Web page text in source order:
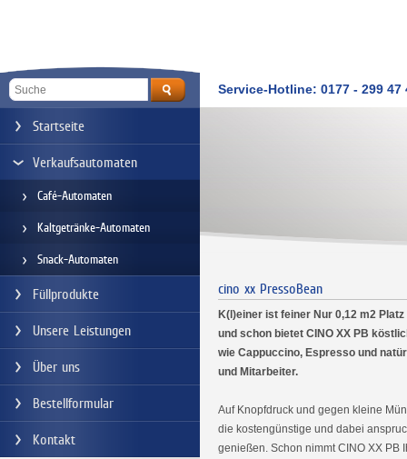
Service-Hotline: 0177 - 299 47
Startseite
Verkaufsautomaten
Café-Automaten
Kaltgetränke-Automaten
Snack-Automaten
Füllprodukte
Unsere Leistungen
Über uns
Bestellformular
Kontakt
cino xx PressoBean
K(l)einer ist feiner Nur 0,12 m2
und schon bietet CINO XX PB
wie Cappuccino, Espresso und
und Mitarbeiter.
Auf Knopfdruck und gegen kleine
die kostengünstige und dabei
genießen. Schon nimmt CINO XX